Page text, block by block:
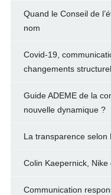
Quand le Conseil de
nom
Covid-19,
changements
Guide ADEME de la
nouvelle dynamique ?
La transparence selon
Colin Kaepernick,
Communication